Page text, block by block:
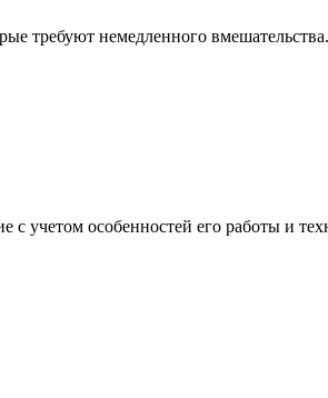
требуют немедленного вмешательства.
с учетом особенностей его работы и